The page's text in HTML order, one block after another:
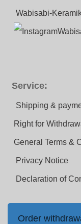
Wabisabi-
Service:
Shipping &
Right for
General Terms &
Privacy Notice
Declaration of
Order